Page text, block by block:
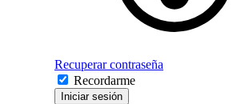
Recuperar contraseña
Recordarme
Iniciar sesión